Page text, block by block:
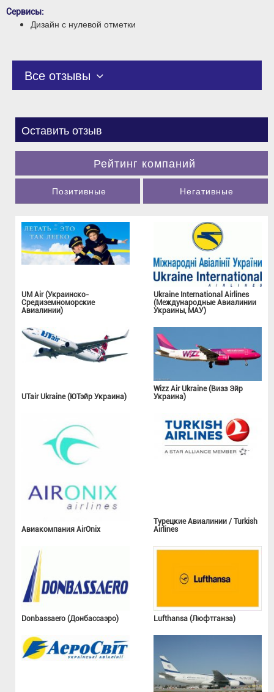
Сервисы:
Дизайн с нулевой отметки
Все отзывы
Оставить отзыв
Рейтинг компаний
Позитивные Негативные
UM Air (Украинско-
Средиземноморские
Авиалинии)
Ukraine International Airlines
(Международные Авиалинии
Украины, МАУ)
UTair Ukraine (ЮТэйр Украина)
Wizz Air Ukraine (Визз Эйр
Украина)
Авиакомпания AirOnix
Турецкие Авиалинии / Turkish
Airlines
Donbassaero (Донбассаэро) Lufthansa (Люфтганза)